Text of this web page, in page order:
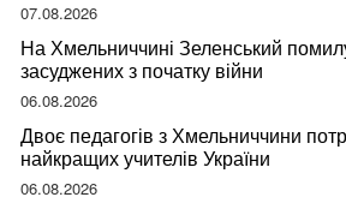
07.08.2026
На Хмельниччині Зеленський
засуджених з початку війни
06.08.2026
Двоє педагогів з Хмельниччини
найкращих учителів України
06.08.2026